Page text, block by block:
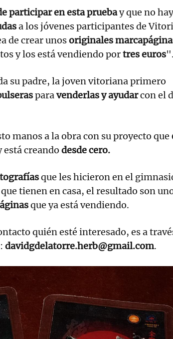
participar en esta pruebay que no hay
a los jóvenes participantes de
de crear unosoriginales
y los está vendiendo portres euros".
su padre, la joven vitoriana primero
paravenderlas y ayudarcon el
manos a la obra con su proyecto que
está creando desde cero.
que les hicieron en el
tienen en casa, el resultado son
que ya está vendiendo.
quién esté interesado, es a
davidgdelatorre.herb@gmail.com.